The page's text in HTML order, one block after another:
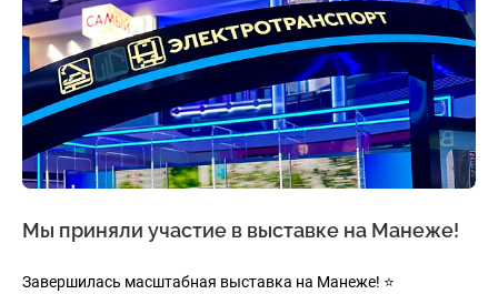
Мы приняли участие в выставке на Манеже!
Завершилась масштабная выставка на Манеже! ⭐️